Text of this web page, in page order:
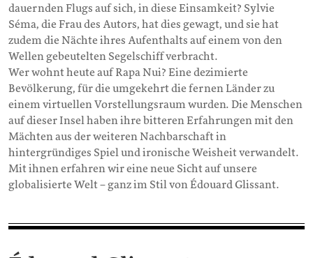
dauernden Flugs auf sich, in diese Einsamkeit? Sylvie
Séma, die Frau des Autors, hat dies gewagt, und sie hat
zudem die Nächte ihres Aufenthalts auf einem von den
Wellen gebeutelten Segelschiff verbracht.
Wer wohnt heute auf Rapa Nui? Eine dezimierte
Bevölkerung, für die umgekehrt die fernen Länder zu
einem virtuellen Vorstellungsraum wurden. Die Menschen
auf dieser Insel haben ihre bitteren Erfahrungen mit den
Mächten aus der weiteren Nachbarschaft in
hintergründiges Spiel und ironische Weisheit verwandelt.
Mit ihnen erfahren wir eine neue Sicht auf unsere
globalisierte Welt – ganz im Stil von Édouard Glissant.